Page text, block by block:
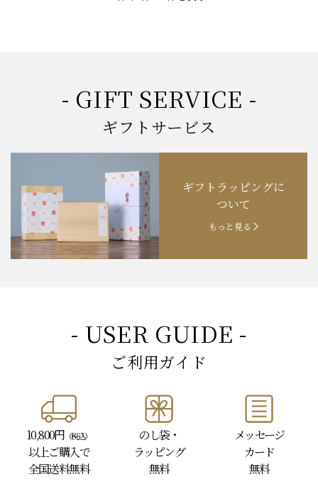
- GIFT SERVICE -
ギフトサービス
ギフトラッピングに
ついて
もっと見る
- USER GUIDE -
ご利用ガイド
10,800円 （税込）
以上ご購入で
全国送料無料
のし袋・
ラッピング
無料
メッセージ
カード
無料